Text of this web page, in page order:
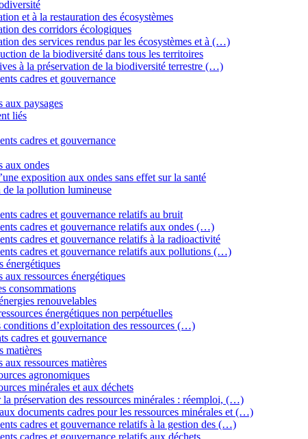
et à la restauration des écosystèmes
des corridors écologiques
des services rendus par les écosystèmes et à (…)
de la biodiversité dans tous les territoires
à la préservation de la biodiversité terrestre (…)
cadres et gouvernance
aux paysages
liés
cadres et gouvernance
aux ondes
exposition aux ondes sans effet sur la santé
la pollution lumineuse
cadres et gouvernance relatifs au bruit
cadres et gouvernance relatifs aux ondes (…)
cadres et gouvernance relatifs à la radioactivité
cadres et gouvernance relatifs aux pollutions (…)
énergétiques
aux ressources énergétiques
consommations
renouvelables
énergétiques non perpétuelles
d’exploitation des ressources (…)
cadres et gouvernance
matières
aux ressources matières
agronomiques
minérales et aux déchets
préservation des ressources minérales : réemploi, (…)
documents cadres pour les ressources minérales et (…)
cadres et gouvernance relatifs à la gestion des (…)
cadres et gouvernance relatifs aux déchets